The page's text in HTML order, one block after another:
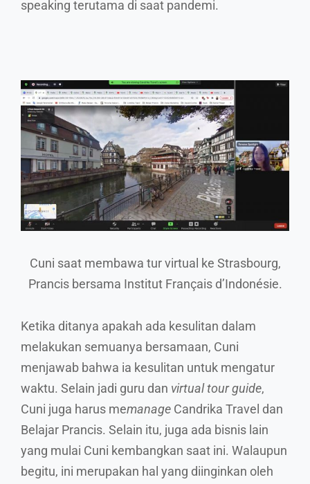
speaking terutama di saat pandemi.
Cuni saat membawa tur virtual ke Strasbourg,
Prancis bersama Institut Français d’Indonésie.
Ketika ditanya apakah ada kesulitan dalam
melakukan semuanya bersamaan, Cuni
menjawab bahwa ia kesulitan untuk mengatur
waktu. Selain jadi guru dan virtual tour guide,
Cuni juga harus memanage Candrika Travel dan
Belajar Prancis. Selain itu, juga ada bisnis lain
yang mulai Cuni kembangkan saat ini. Walaupun
begitu, ini merupakan hal yang diinginkan oleh